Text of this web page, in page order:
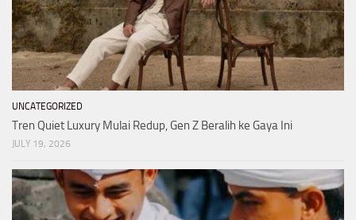
UNCATEGORIZED
Tren Quiet Luxury Mulai Redup, Gen Z Beralih ke Gaya Ini
JULY 19, 2026